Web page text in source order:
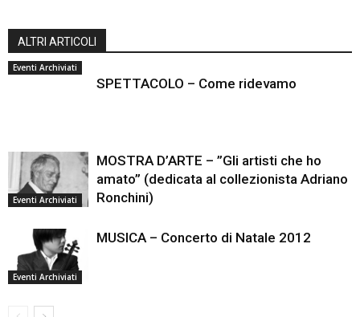
ALTRI ARTICOLI
Eventi Archiviati
SPETTACOLO – Come ridevamo
Eventi Archiviati
MOSTRA D’ARTE – ”Gli artisti che ho
amato” (dedicata al collezionista Adriano
Ronchini)
Eventi Archiviati
MUSICA – Concerto di Natale 2012